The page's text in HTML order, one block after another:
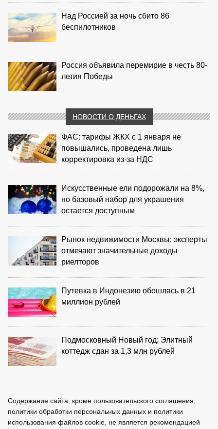
Над Россией за ночь сбито 86
беспилотников
Россия объявила перемирие в честь 80-
летия Победы
НОВОСТИ О ДЕНЬГАХ
ФАС: тарифы ЖКХ с 1 января не
повышались, проведена лишь
корректировка из‑за НДС
Искусственные ели подорожали на 8%,
но базовый набор для украшения
остается доступным
Рынок недвижимости Москвы: эксперты
отмечают значительные доходы
риелторов
Путевка в Индонезию обошлась в 21
миллион рублей
Подмосковный Новый год: Элитный
коттедж сдан за 1,3 млн рублей
Содержание сайта, кроме пользовательского соглашения,
политики обработки персональных данных и политики
использования файлов cookie, не является рекомендацией